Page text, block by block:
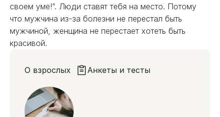
своем уме!”. Люди ставят тебя на место. Потому
что мужчина из-за болезни не перестал быть
мужчиной, женщина не перестает хотеть быть
красивой.
О взрослых Анкеты и тесты